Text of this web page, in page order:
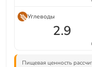
Углеводы
2.9
Пищевая ценность